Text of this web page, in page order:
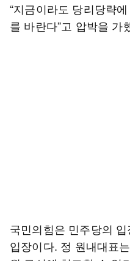
“지금이라도 당리당략
를 바란다”고 압박을 가
국민의힘은 민주당의
입장이다. 정 원내대표